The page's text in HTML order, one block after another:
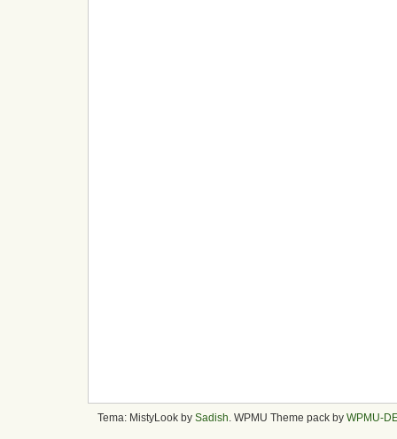
Tema: MistyLook by Sadish . WPMU Theme pack by WPMU-